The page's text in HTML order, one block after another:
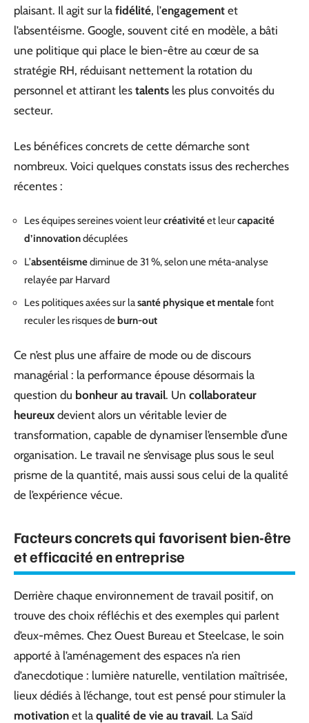
plaisant. Il agit sur la fidélité, l’engagement et
l’absentéisme. Google, souvent cité en modèle, a bâti
une politique qui place le bien-être au cœur de sa
stratégie RH, réduisant nettement la rotation du
personnel et attirant les talents les plus convoités du
secteur.
Les bénéfices concrets de cette démarche sont
nombreux. Voici quelques constats issus des recherches
récentes :
Les équipes sereines voient leurcréativitéet leurcapacité
d’innovationdécuplées
L’absentéismediminue de 31 %, selon une méta-analyse
relayée par Harvard
Les politiques axées sur lasanté physique et mentalefont
reculer les risques de burn-out
Ce n’est plus une affaire de mode ou de discours
managérial : la performance épouse désormais la
question du bonheur au travail. Un collaborateur
heureux devient alors un véritable levier de
transformation, capable de dynamiser l’ensemble d’une
organisation. Le travail ne s’envisage plus sous le seul
prisme de la quantité, mais aussi sous celui de la qualité
de l’expérience vécue.
Facteurs concrets qui favorisent bien-être
et efficacité en entreprise
Derrière chaque environnement de travail positif, on
trouve des choix réfléchis et des exemples qui parlent
d’eux-mêmes. Chez Ouest Bureau et Steelcase, le soin
apporté à l’aménagement des espaces n’a rien
d’anecdotique : lumière naturelle, ventilation maîtrisée,
lieux dédiés à l’échange, tout est pensé pour stimuler la
motivation et la qualité de vie au travail. La Saïd